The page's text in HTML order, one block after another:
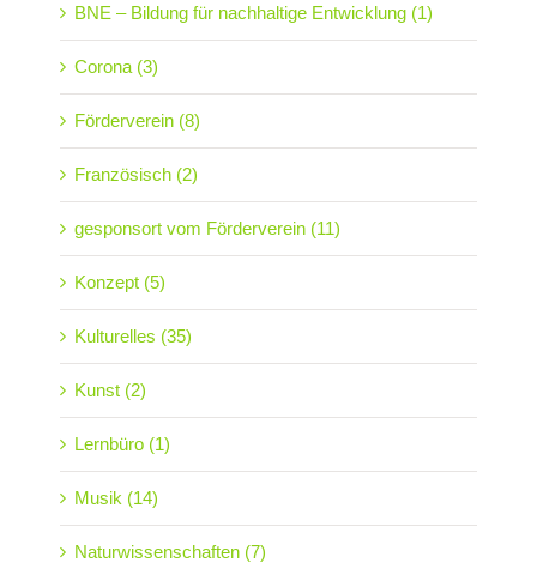
BNE – Bildung für nachhaltige Entwicklung (1)
Corona (3)
Förderverein (8)
Französisch (2)
gesponsort vom Förderverein (11)
Konzept (5)
Kulturelles (35)
Kunst (2)
Lernbüro (1)
Musik (14)
Naturwissenschaften (7)